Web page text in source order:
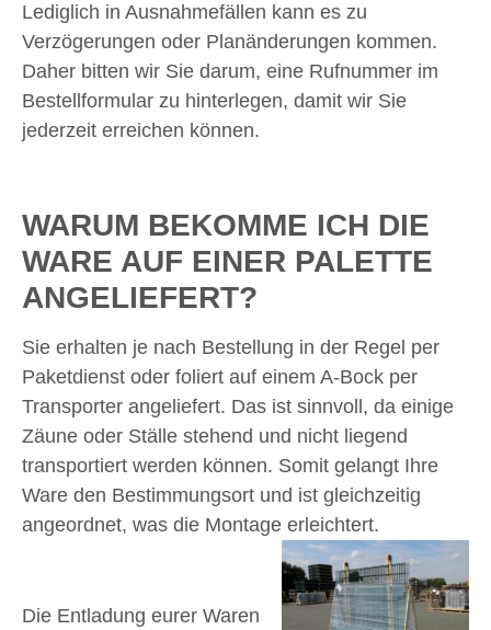
Lediglich in Ausnahmefällen kann es zu
Verzögerungen oder Planänderungen kommen.
Daher bitten wir Sie darum, eine Rufnummer im
Bestellformular zu hinterlegen, damit wir Sie
jederzeit erreichen können.
WARUM BEKOMME ICH DIE
WARE AUF EINER PALETTE
ANGELIEFERT?
Sie erhalten je nach Bestellung in der Regel per
Paketdienst oder foliert auf einem A-Bock per
Transporter angeliefert. Das ist sinnvoll, da einige
Zäune oder Ställe stehend und nicht liegend
transportiert werden können. Somit gelangt Ihre
Ware den Bestimmungsort und ist gleichzeitig
angeordnet, was die Montage erleichtert.
Die Entladung eurer Waren